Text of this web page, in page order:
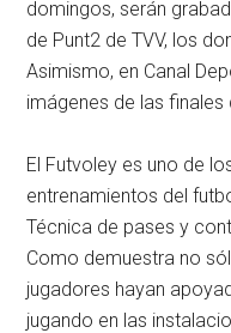
domingos, serán
de Punt2 de TVV, los
Asimismo, en Canal
imágenes de las
El Futvoley es uno de
entrenamientos del
Técnica de pases y
Como demuestra no
jugadores hayan
jugando en las